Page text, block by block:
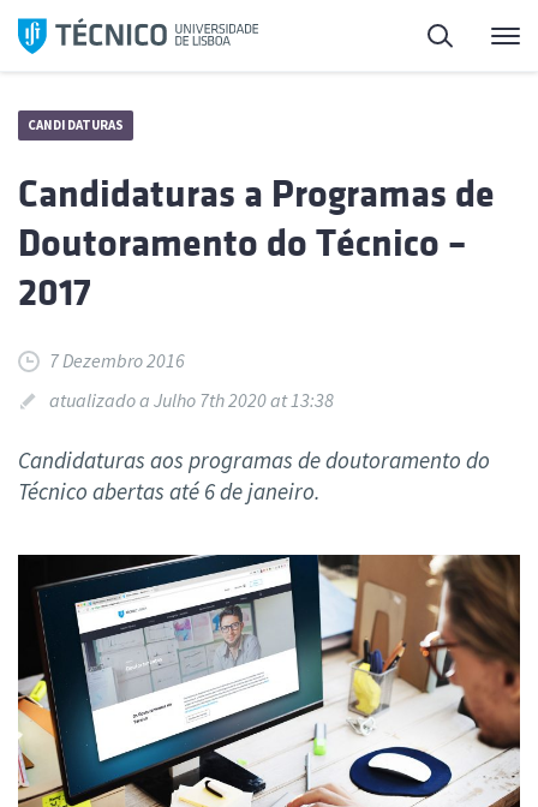
Saltar
para
Pesquisa
CANDIDATURAS
Candidaturas a Programas de
Doutoramento do Técnico –
2017
7 Dezembro 2016
atualizado a Julho 7th 2020 at 13:38
Candidaturas aos programas de doutoramento do
Técnico abertas até 6 de janeiro.